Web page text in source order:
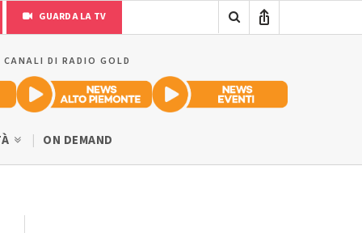
GUARDA LA TV
DI RADIO GOLD
ON DEMAND